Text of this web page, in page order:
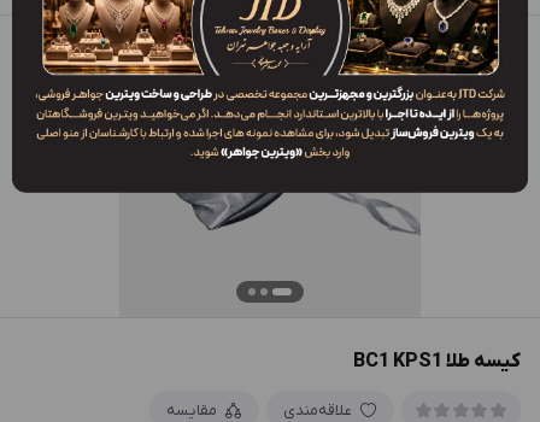
کیسه طلا BC1 KPS1
علاقه‌مندی مقایسه